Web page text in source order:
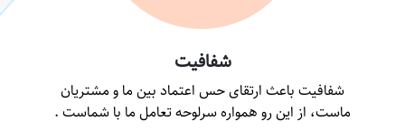
شفافیت
شفافیت باعث ارتقای حس اعتماد بین ما و مشتریان
ماست، از این رو همواره سرلوحه تعامل ما با شماست .